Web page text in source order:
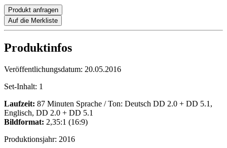
Produkt anfragen
Auf die Merkliste
Produktinfos
Veröffentlichungsdatum: 20.05.2016
Set-Inhalt: 1
Laufzeit: 87 Minuten Sprache / Ton: Deutsch DD 2.0 + DD 5.1,
Englisch, DD 2.0 + DD 5.1
Bildformat: 2,35:1 (16:9)
Produktionsjahr: 2016